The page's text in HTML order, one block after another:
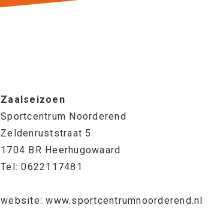
Zaalseizoen
Sportcentrum Noorderend
Zeldenruststraat 5
1704 BR Heerhugowaard
Tel: 0622117481
website: www.sportcentrumnoorderend.nl